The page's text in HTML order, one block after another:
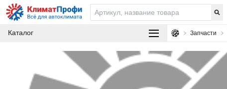
Каталог
Запчасти